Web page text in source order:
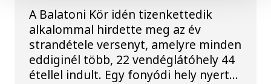
A Balatoni Kör idén tizenkettedik
alkalommal hirdette meg az év
strandétele versenyt, amelyre minden
eddiginél több, 22 vendéglátóhely 44
étellel indult. Egy fonyódi hely nyert...